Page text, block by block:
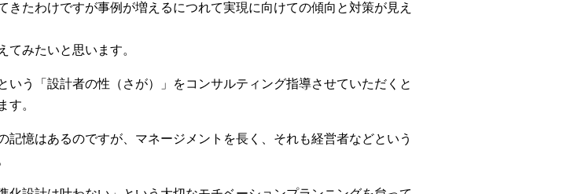
たわけですが事例が増えるにつれて実現に向けての傾向と対策が見え
みたいと思います。
いう「設計者の性（さが）」をコンサルティング指導させていただくと
す。
憶はあるのですが、マネージメントを長く、それも経営者などという